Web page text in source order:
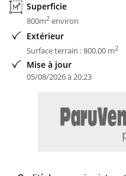
Superficie
800m2environ
Extérieur
Surface terrain : 800.00 m2
Mise à jour
05/08/2026 à 20:23